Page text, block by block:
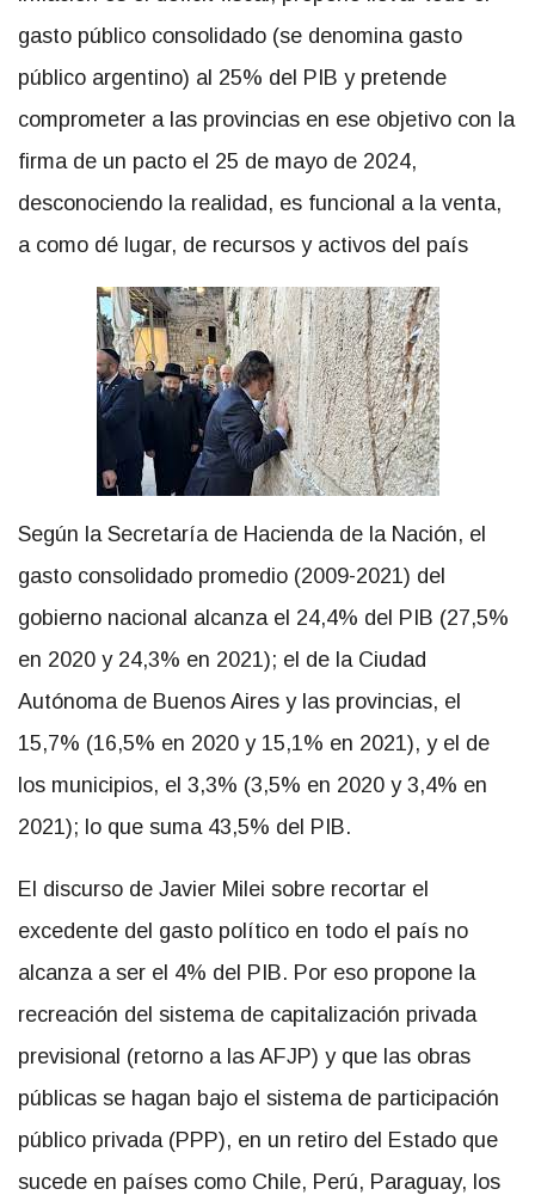
gasto público consolidado (se denomina gasto
público argentino) al 25% del PIB y pretende
comprometer a las provincias en ese objetivo con la
firma de un pacto el 25 de mayo de 2024,
desconociendo la realidad, es funcional a la venta,
a como dé lugar, de recursos y activos del país
Según la Secretaría de Hacienda de la Nación, el
gasto consolidado promedio (2009-2021) del
gobierno nacional alcanza el 24,4% del PIB (27,5%
en 2020 y 24,3% en 2021); el de la Ciudad
Autónoma de Buenos Aires y las provincias, el
15,7% (16,5% en 2020 y 15,1% en 2021), y el de
los municipios, el 3,3% (3,5% en 2020 y 3,4% en
2021); lo que suma 43,5% del PIB.
El discurso de Javier Milei sobre recortar el
excedente del gasto político en todo el país no
alcanza a ser el 4% del PIB. Por eso propone la
recreación del sistema de capitalización privada
previsional (retorno a las AFJP) y que las obras
públicas se hagan bajo el sistema de participación
público privada (PPP), en un retiro del Estado que
sucede en países como Chile, Perú, Paraguay, los